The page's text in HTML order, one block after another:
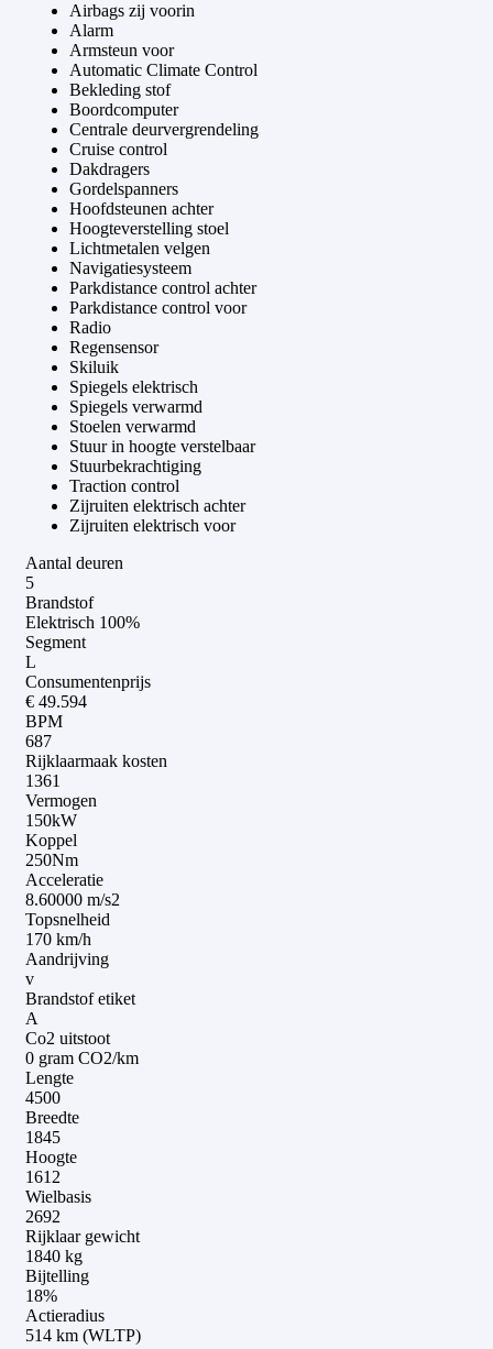
Airbags zij voorin
Alarm
Armsteun voor
Automatic Climate Control
Bekleding stof
Boordcomputer
Centrale deurvergrendeling
Cruise control
Dakdragers
Gordelspanners
Hoofdsteunen achter
Hoogteverstelling stoel
Lichtmetalen velgen
Navigatiesysteem
Parkdistance control achter
Parkdistance control voor
Radio
Regensensor
Skiluik
Spiegels elektrisch
Spiegels verwarmd
Stoelen verwarmd
Stuur in hoogte verstelbaar
Stuurbekrachtiging
Traction control
Zijruiten elektrisch achter
Zijruiten elektrisch voor
Aantal deuren
5
Brandstof
Elektrisch 100%
Segment
L
Consumentenprijs
€ 49.594
BPM
687
Rijklaarmaak kosten
1361
Vermogen
150kW
Koppel
250Nm
Acceleratie
8.60000 m/s2
Topsnelheid
170 km/h
Aandrijving
v
Brandstof etiket
A
Co2 uitstoot
0 gram CO2/km
Lengte
4500
Breedte
1845
Hoogte
1612
Wielbasis
2692
Rijklaar gewicht
1840 kg
Bijtelling
18%
Actieradius
514 km (WLTP)